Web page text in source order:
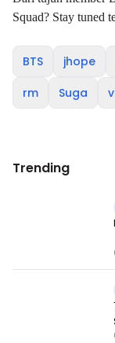
Squad? Stay tuned
BTS jhope
rm
Suga v
Trending